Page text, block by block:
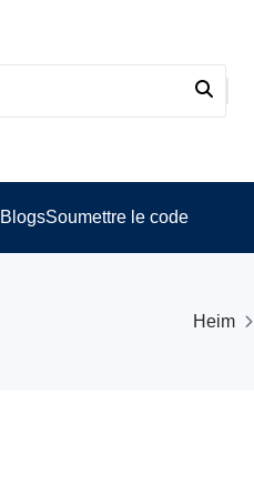
BlogsSoumettre le code
Heim